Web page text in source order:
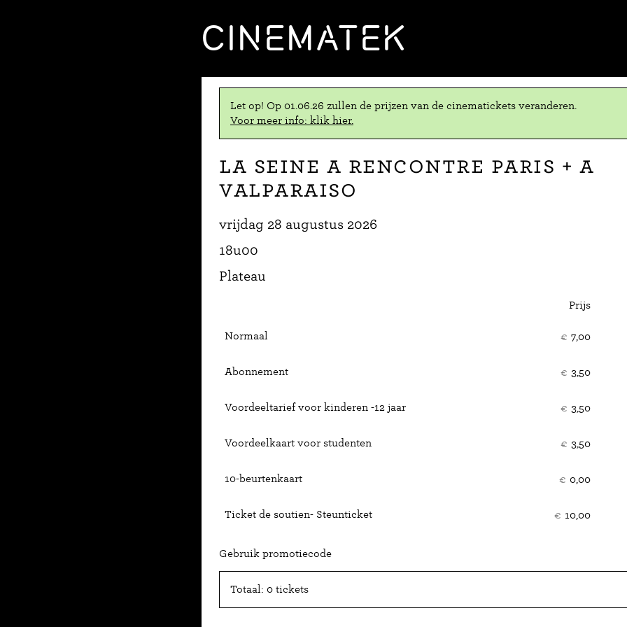
CINEMATEK
Let op! Op 01.06.26 zullen de prijzen van de cinematickets veranderen.
Voor meer info: klik hier.
La Seine A Rencontre Paris + A
Valparaiso
vrijdag 28 augustus 2026
18u00
Plateau
Prijs
Normaal
€ 7,00
Abonnement € 3,50
Voordeeltarief voor kinderen -12 jaar € 3,50
Voordeelkaart voor studenten € 3,50
10-beurtenkaart € 0,00
Ticket de soutien- Steunticket € 10,00
Gebruik promotiecode
Totaal: 0 tickets